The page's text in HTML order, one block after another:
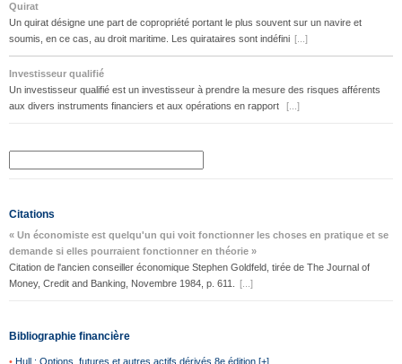
Quirat
Un quirat désigne une part de copropriété portant le plus souvent sur un navire et
soumis, en ce cas, au droit maritime. Les quirataires sont indéfini [...]
Investisseur qualifié
Un investisseur qualifié est un investisseur à prendre la mesure des risques afférents
aux divers instruments financiers et aux opérations en rapport
[...]
Citations
« Un économiste est quelqu'un qui voit fonctionner les choses en pratique et se
demande si elles pourraient fonctionner en théorie »
Citation de l'ancien conseiller économique Stephen Goldfeld, tirée de The Journal of
Money, Credit and Banking, Novembre 1984, p. 611.
[...]
Bibliographie financière
• Hull : Options, futures et autres actifs dérivés 8e édition [+]